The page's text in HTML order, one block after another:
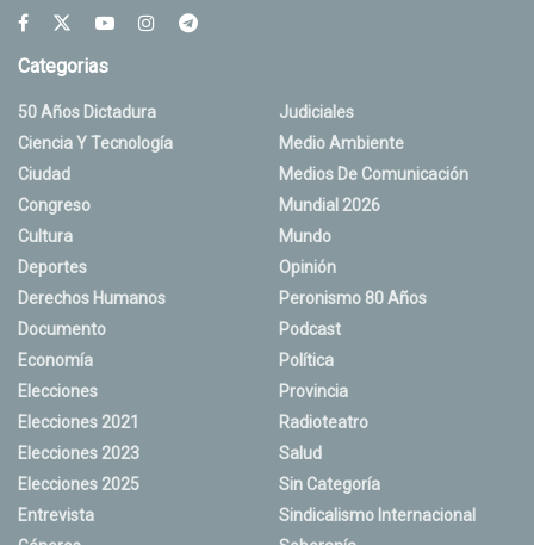
Categorias
50 Años Dictadura
Ciencia Y Tecnología
Ciudad
Congreso
Cultura
Deportes
Derechos Humanos
Documento
Economía
Elecciones
Elecciones 2021
Elecciones 2023
Elecciones 2025
Entrevista
Judiciales
Medio Ambiente
Medios De Comunicación
Mundial 2026
Mundo
Opinión
Peronismo 80 Años
Podcast
Política
Provincia
Radioteatro
Salud
Sin Categoría
Sindicalismo Internacional